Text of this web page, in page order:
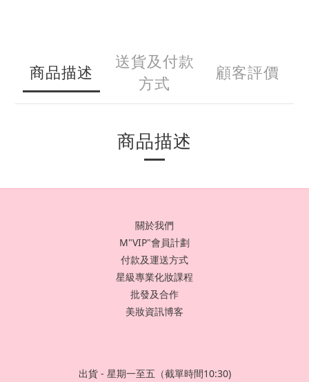
商品描述
送貨及付款
方式
顧客評價
商品描述
關於我們
M"VIP"會員計劃
付款及運送方式
星級專業化妝課程
批發及合作
美妝資訊博客
出貨 - 星期一至五（截單時間10:30)